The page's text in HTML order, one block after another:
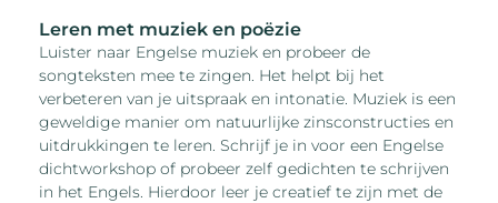
Leren met muziek en poëzie
Luister naar Engelse muziek en probeer de
songteksten mee te zingen. Het helpt bij het
verbeteren van je uitspraak en intonatie. Muziek is een
geweldige manier om natuurlijke zinsconstructies en
uitdrukkingen te leren. Schrijf je in voor een Engelse
dichtworkshop of probeer zelf gedichten te schrijven
in het Engels. Hierdoor leer je creatief te zijn met de